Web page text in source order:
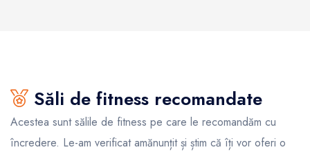
Săli de fitness recomandate
Acestea sunt sălile de fitness pe care le recomandăm cu
încredere. Le-am verificat amănunțit și știm că îți vor oferi o